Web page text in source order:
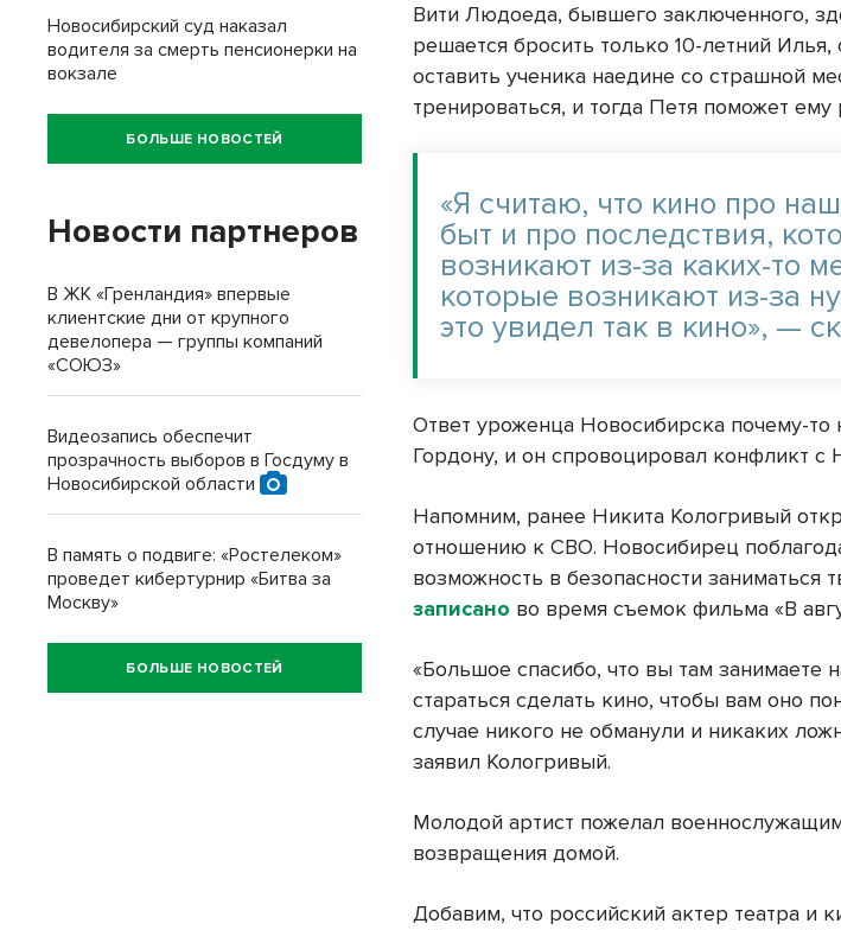
Вити Людоеда, бывшего заключенного,
решается бросить только 10-летний
оставить ученика наедине со страшной
тренироваться, и тогда Петя поможет
«Я считаю, что кино про
быт и про последствия,
возникают из-за каких-то
которые возникают из-за
это увидел так в кино», —
Ответ уроженца Новосибирска почему-то
Гордону, и он спровоцировал конфликт с
Напомним, ранее Никита Кологривый
отношению к СВО. Новосибирец
возможность в безопасности заниматься
записано во время съемок фильма «В
«Большое спасибо, что вы там занимаете
стараться сделать кино, чтобы вам оно
случае никого не обманули и никаких
заявил Кологривый.
Молодой артист пожелал
возвращения домой.
Добавим, что российский актер театра и
Новосибирский суд наказал
водителя за смерть пенсионерки на
вокзале
БОЛЬШЕ НОВОСТЕЙ
Новости партнеров
В ЖК «Гренландия» впервые
клиентские дни от крупного
девелопера — группы компаний
«СОЮЗ»
Видеозапись обеспечит
прозрачность выборов в Госдуму в
Новосибирской области
В память о подвиге: «Ростелеком»
проведет кибертурнир «Битва за
Москву»
БОЛЬШЕ НОВОСТЕЙ